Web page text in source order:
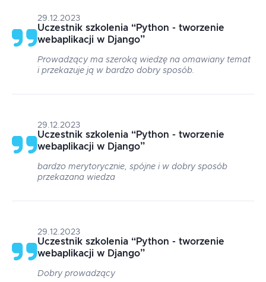
29.12.2023
Uczestnik szkolenia “Python - tworzenie
webaplikacji w Django”
Prowadzący ma szeroką wiedzę na omawiany temat
i przekazuje ją w bardzo dobry sposób.
29.12.2023
Uczestnik szkolenia “Python - tworzenie
webaplikacji w Django”
bardzo merytorycznie, spójne i w dobry sposób
przekazana wiedza
29.12.2023
Uczestnik szkolenia “Python - tworzenie
webaplikacji w Django”
Dobry prowadzący